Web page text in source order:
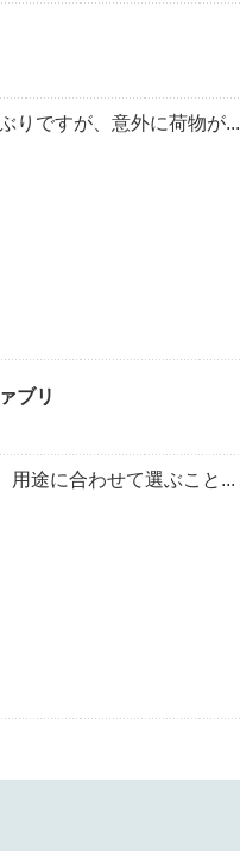
りですが、意外に荷物が...
ブリ
用途に合わせて選ぶこと...